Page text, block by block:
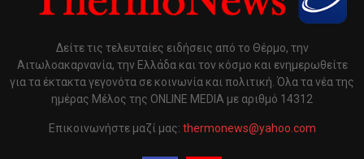
Δείτε τις τελευταίες ειδήσεις από το Θέρμο, την
Αιτωλοακαρνανία, την Ελλάδα και τον κόσμο και ενημερωθείτε
για τα έκτακτα γεγονότα σε κοινωνία και πολιτική. Όλα τα νέα της
ημέρας Μέλος της ONLINE MEDIA με αριθμό 14312
Επικοινωνήστε μαζί μας: thermonews@yahoo.com